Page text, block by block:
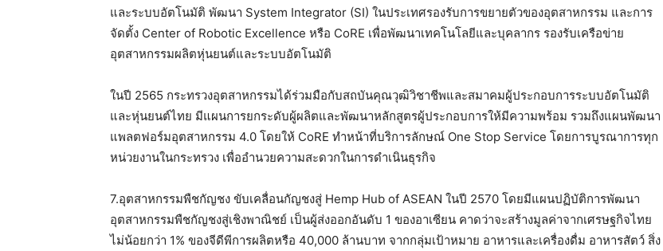
และระบบอัตโนมัติ พัฒนา System Integrator (SI) ในประเทศรองรับการขยายตัวของอุตสาหกรรม และการ
จัดตั้ง Center of Robotic Excellence หรือ CoRE เพื่อพัฒนาเทคโนโลยีและบุคลากร รองรับเครือข่าย
อุตสาหกรรมผลิตหุ่นยนต์และระบบอัตโนมัติ
ในปี 2565 กระทรวงอุตสาหกรรมได้ร่วมมือกับสถบันคุณวุฒิวิชาชีพและสมาคมผู้ประกอบการระบบอัตโนมัติ
และหุ่นยนต์ไทย มีแผนการยกระดับผู้ผลิตและพัฒนาหลักสูตรผู้ประกอบการให้มีความพร้อม รวมถึงแผนพัฒนา
แพลตฟอร์มอุตสาหกรรม 4.0 โดยให้ CoRE ทำหน้าที่บริการลักษณ์ One Stop Service โดยการบูรณาการทุก
หน่วยงานในกระทรวง เพื่ออำนวยความสะดวกในการดำเนินธุรกิจ
7.อุตสาหกรรมพืชกัญชง ขับเคลื่อนกัญชงสู่ Hemp Hub of ASEAN ในปี 2570 โดยมีแผนปฏิบัติการพัฒนา
อุตสาหกรรมพืชกัญชงสู่เชิงพาณิชย์ เป็นผู้ส่งออกอันดับ 1 ของอาเซียน คาดว่าจะสร้างมูลค่าจากเศรษฐกิจไทย
ไม่น้อยกว่า 1% ของจีดีพีการผลิตหรือ 40,000 ล้านบาท จากกลุ่มเป้าหมาย อาหารและเครื่องดื่ม อาหารสัตว์ สิ่ง